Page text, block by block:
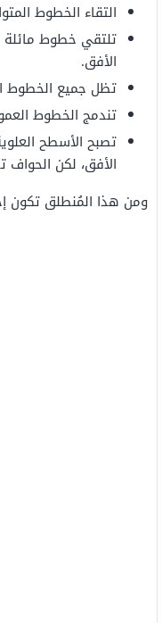
التقاء الخطوط
تلتقي خطوط
الأفق.
تظل جميع الخطوط
تندمج الخطوط
تصبح الأسطح
الأفق، لكن الحواف
ومن هذا المُنطلق تكون